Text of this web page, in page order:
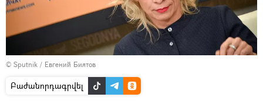
© Sputnik / Евгений Биятов
Բաժանորդագրվել